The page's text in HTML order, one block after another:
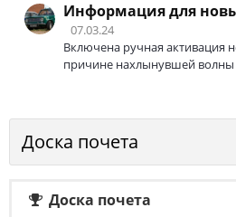
Информация для
07.03.24
Включена ручная активация
причине нахлынувшей волны
Доска почета
Доска почета